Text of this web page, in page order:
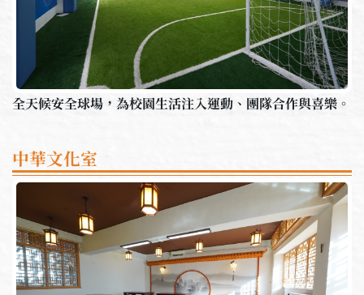
全天候安全球場，為校園生活注入運動、團隊合作與喜樂。
中華文化室